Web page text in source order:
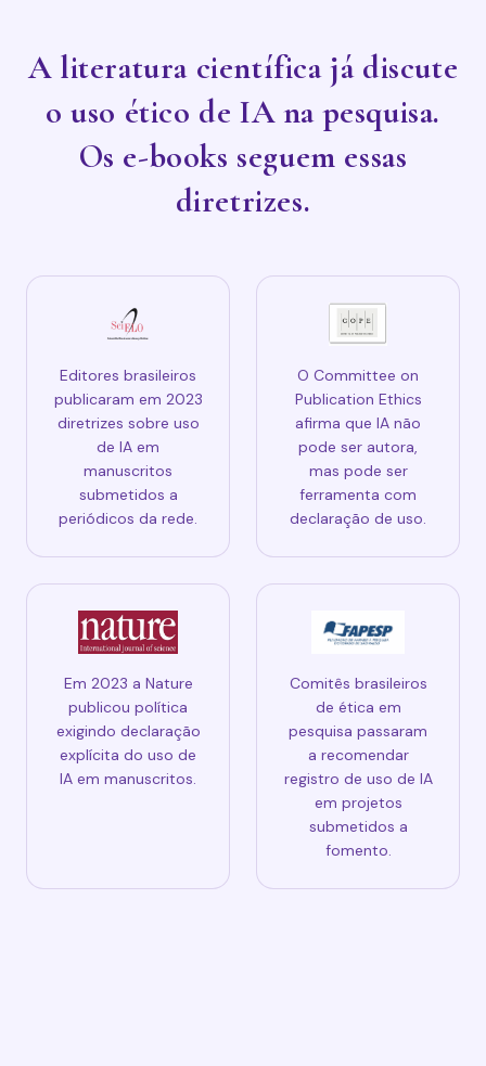
A literatura científica já discute
o uso ético de IA na pesquisa.
Os e-books seguem essas
diretrizes.
Editores brasileiros
publicaram em 2023
diretrizes sobre uso
de IA em
manuscritos
submetidos a
periódicos da rede.
O Committee on
Publication Ethics
afirma que IA não
pode ser autora,
mas pode ser
ferramenta com
declaração de uso.
Em 2023 a Nature
publicou política
exigindo declaração
explícita do uso de
IA em manuscritos.
Comitês brasileiros
de ética em
pesquisa passaram
a recomendar
registro de uso de IA
em projetos
submetidos a
fomento.